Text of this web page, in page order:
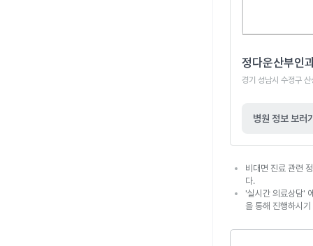
정다운산부인
경기 성남시 수정구
병원 정보 보러
비대면 진료 관련
다.
'실시간 의료상담'
을 통해 진행하시